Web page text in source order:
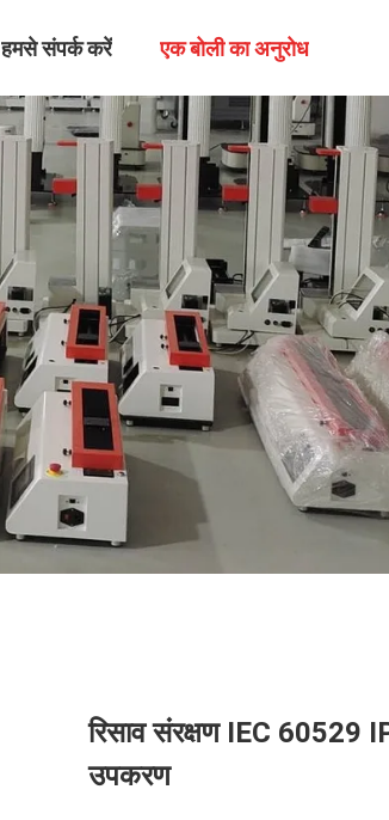
हमसे संपर्क करें एक बोली का अनुरोध
रिसाव संरक्षण IEC 60529
उपकरण